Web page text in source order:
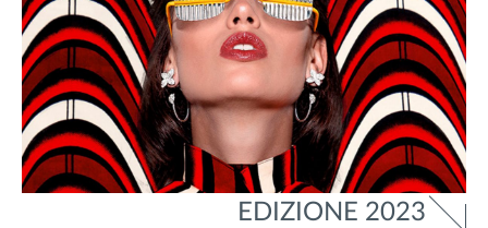
EDIZIONE 2023